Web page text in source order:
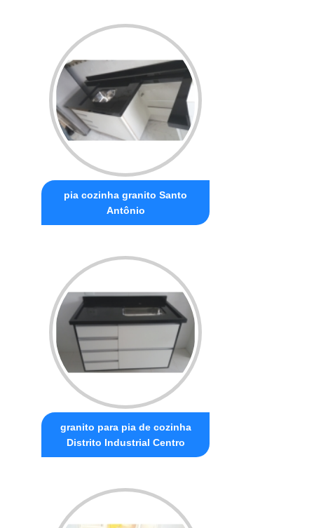
pia cozinha granito Santo
Antônio
granito para pia de cozinha
Distrito Industrial Centro